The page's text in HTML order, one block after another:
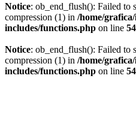
Notice: ob_end_flush(): Failed to
compression (1) in /home/
includes/functions.php on line
Notice: ob_end_flush(): Failed to
compression (1) in /home/
includes/functions.php on line